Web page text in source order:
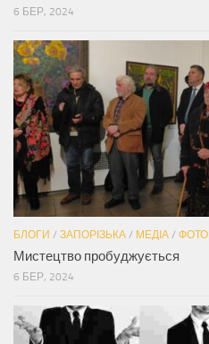
6 БЕР, 2024
БЛОГИ / ЗАПОРІЗЬКА / МЕДІА / ФОТО
Мистецтво пробуджується
6 БЕР, 2024